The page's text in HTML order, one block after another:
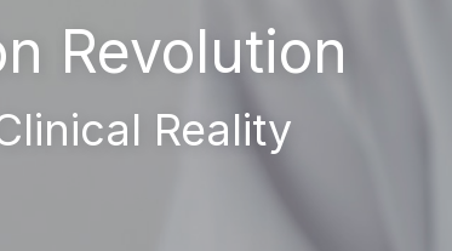
Revolution
Reality